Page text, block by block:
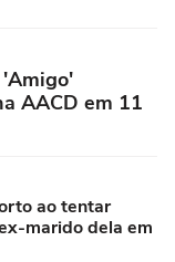
AACD em 11
ao tentar
marido dela em